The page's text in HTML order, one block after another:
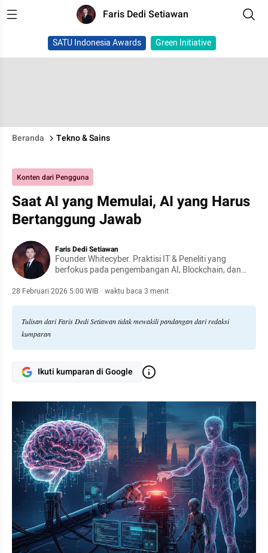
Faris Dedi Setiawan
SATU Indonesia Awards Green Initiative
Beranda Tekno & Sains
Konten dari Pengguna
Saat AI yang Memulai, AI yang Harus
Bertanggung Jawab
Faris Dedi Setiawan
Founder Whitecyber. Praktisi IT & Peneliti yang
berfokus pada pengembangan AI, Blockchain, dan
mengedukasi masyarakat melalui riset yang berbasis
28 Februari 2026 5:00 WIB · waktu baca 3 menit
Tulisan dari Faris Dedi Setiawan tidak mewakili pandangan dari redaksi
kumparan
Ikuti kumparan di Google